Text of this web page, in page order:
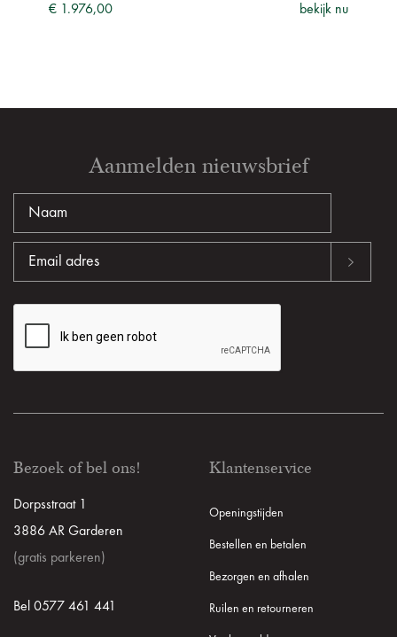
€ 1.976,00 bekijk nu
Aanmelden nieuwsbrief
Bezoek of bel ons!
Dorpsstraat 1
3886 AR Garderen
(gratis parkeren)
Bel 0577 461 441
Klantenservice
Openingstijden
Bestellen en betalen
Bezorgen en afhalen
Ruilen en retourneren